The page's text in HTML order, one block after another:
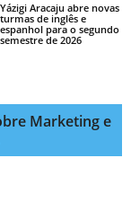
Yázigi Aracaju abre novas
turmas de inglês e
espanhol para o segundo
semestre de 2026
Marketing e